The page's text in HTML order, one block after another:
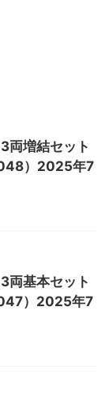
両増結セット
）2025年7
両基本セット
）2025年7